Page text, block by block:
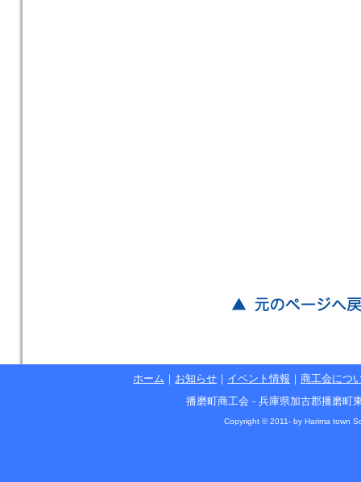
ホーム ｜ お知らせ ｜ イベント情報 ｜ 商工会につ
播磨町商工会 - 兵庫県加古郡播磨町
Copyright © 2011- by Harima town